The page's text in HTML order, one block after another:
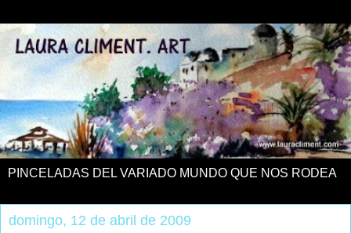
PINCELADAS DEL VARIADO MUNDO QUE NOS RODEA
domingo, 12 de abril de 2009